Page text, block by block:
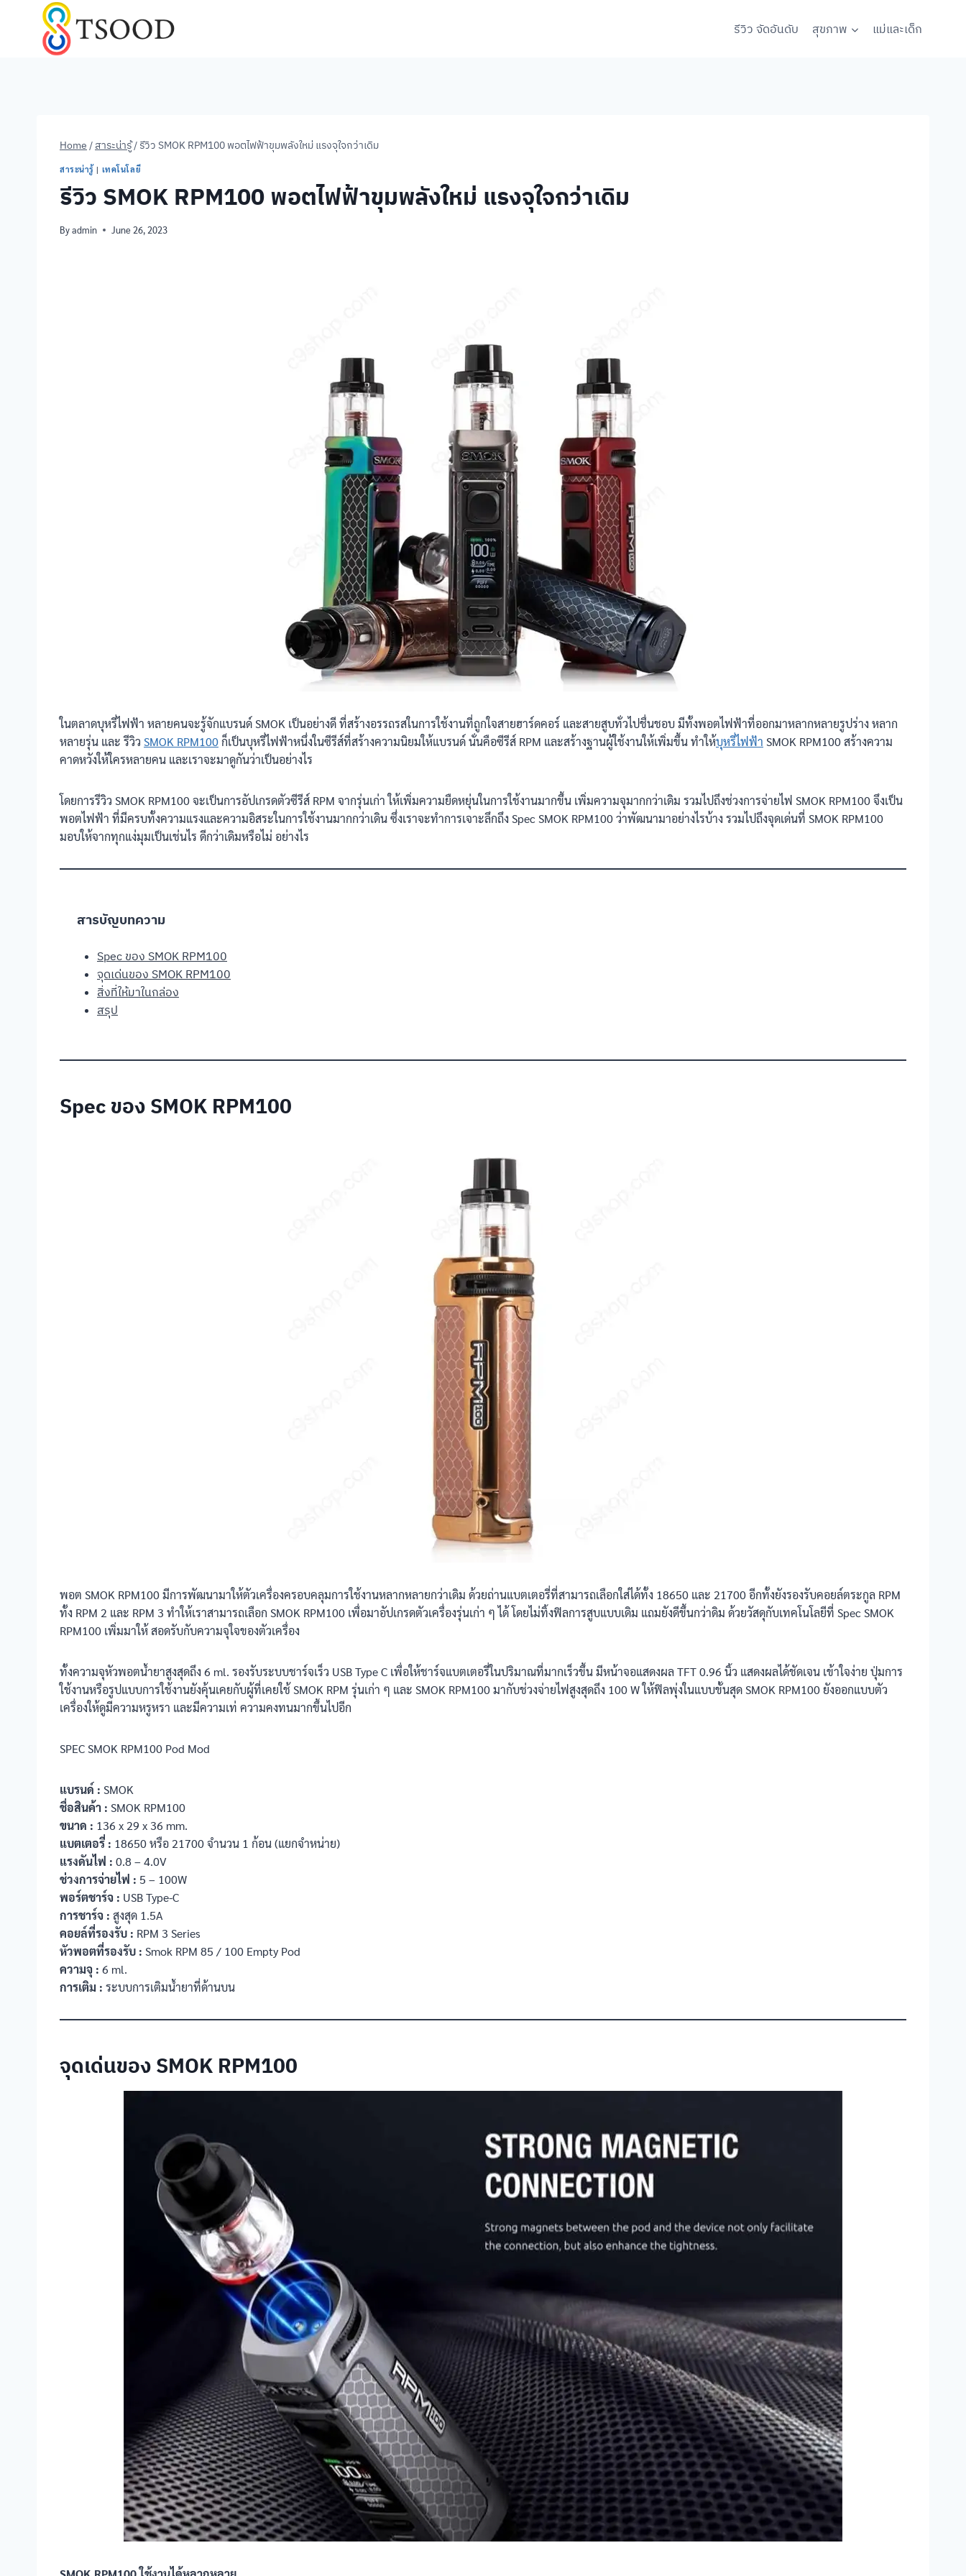
รีวิว จัดอันดับ สุขภาพ แม่และเด็ก
Home / สาระน่ารู้ / รีวิว SMOK RPM100 พอตไฟฟ้าขุมพลังใหม่ แรงจุใจกว่าเดิม
สาระน่ารู้ | เทคโนโลยี
รีวิว SMOK RPM100 พอตไฟฟ้าขุมพลังใหม่ แรงจุใจกว่าเดิม
Byadmin June 26, 2023
ในตลาดบุหรี่ไฟฟ้า หลายคนจะรู้จักแบรนด์ SMOK เป็นอย่างดี ที่สร้างอรรถรสในการใช้งานที่ถูกใจสายฮาร์ดคอร์ และสายสูบทั่วไปชื่นชอบ มีทั้งพอตไฟฟ้าที่ออกมาหลากหลายรูปร่าง หลาก
หลายรุ่น และ รีวิว SMOK RPM100ก็เป็นบุหรี่ไฟฟ้าหนึ่งในซีรีส์ที่สร้างความนิยมให้แบรนด์ นั่นคือซีรีส์ RPM และสร้างฐานผู้ใช้งานให้เพิ่มขึ้น ทำให้บุหรี่ไฟฟ้า SMOK RPM100 สร้างความ
คาดหวังให้ใครหลายคน และเราจะมาดูกันว่าเป็นอย่างไร
โดยการรีวิว SMOK RPM100 จะเป็นการอัปเกรดตัวซีรีส์ RPM จากรุ่นเก่า ให้เพิ่มความยืดหยุ่นในการใช้งานมากขึ้น เพิ่มความจุมากกว่าเดิม รวมไปถึงช่วงการจ่ายไฟ SMOK RPM100 จึงเป็น
พอตไฟฟ้า ที่มีครบทั้งความแรงและความอิสระในการใช้งานมากกว่าเดิน ซึ่งเราจะทำการเจาะลึกถึง Spec SMOK RPM100 ว่าพัฒนามาอย่างไรบ้าง รวมไปถึงจุดเด่นที่ SMOK RPM100
มอบให้จากทุกแง่มุมเป็นเช่นไร ดีกว่าเดิมหรือไม่ อย่างไร
สารบัญบทความ
Spec ของ SMOK RPM100
จุดเด่นของ SMOK RPM100
สิ่งที่ให้มาในกล่อง
สรุป
Spec ของ SMOK RPM100
พอต SMOK RPM100 มีการพัฒนามาให้ตัวเครื่องครอบคลุมการใช้งานหลากหลายกว่าเดิม ด้วยถ่านแบตเตอรี่ที่สามารถเลือกใส่ได้ทั้ง 18650 และ 21700 อีกทั้งยังรองรับคอยล์ตระกูล RPM
ทั้ง RPM 2 และ RPM 3 ทำให้เราสามารถเลือก SMOK RPM100 เพื่อมาอัปเกรดตัวเครื่องรุ่นเก่า ๆ ได้ โดยไม่ทิ้งฟิลการสูบแบบเดิม แถมยังดีขึ้นกว่าดิม ด้วยวัสดุกับเทคโนโลยีที่ Spec SMOK
RPM100 เพิ่มมาให้ สอดรับกับความจุใจของตัวเครื่อง
ทั้งความจุหัวพอตน้ำยาสูงสุดถึง 6 ml. รองรับระบบชาร์จเร็ว USB Type C เพื่อให้ชาร์จแบตเตอรี่ในปริมาณที่มากเร็วขึ้น มีหน้าจอแสดงผล TFT 0.96 นิ้ว แสดงผลได้ชัดเจน เข้าใจง่าย ปุ่มการ
ใช้งานหรือรูปแบบการใช้งานยังคุ้นเคยกับผู้ที่เคยใช้ SMOK RPM รุ่นเก่า ๆ และ SMOK RPM100 มากับช่วงจ่ายไฟสูงสุดถึง 100 W ให้ฟิลพุ่งในแบบขั้นสุด SMOK RPM100 ยังออกแบบตัว
เครื่องให้ดูมีความหรูหรา และมีความเท่ ความคงทนมากขึ้นไปอีก
SPEC SMOK RPM100 Pod Mod
แบรนด์ : SMOK
ชื่อสินค้า : SMOK RPM100
ขนาด : 136 x 29 x 36 mm.
แบตเตอรี่ : 18650 หรือ 21700 จำนวน 1 ก้อน (แยกจำหน่าย)
แรงดันไฟ : 0.8 – 4.0V
ช่วงการจ่ายไฟ : 5 – 100W
พอร์ตชาร์จ : USB Type-C
การชาร์จ : สูงสุด 1.5A
คอยล์ที่รองรับ : RPM 3 Series
หัวพอตที่รองรับ : Smok RPM 85 / 100 Empty Pod
ความจุ : 6 ml.
การเติม : ระบบการเติมน้ำยาที่ด้านบน
จุดเด่นของ SMOK RPM100